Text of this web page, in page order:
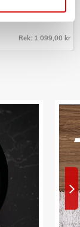
Rek: 1 099,00 kr